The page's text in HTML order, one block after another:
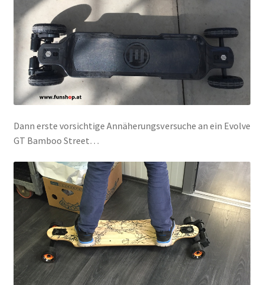
Dann erste vorsichtige Annäherungsversuche an ein Evolve
GT Bamboo Street…